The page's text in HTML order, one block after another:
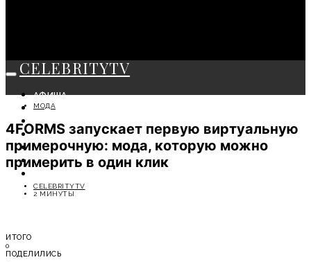
CELEBRITYTV
АФИША
СОБЫТИЯ
КРАСОТА
МОДА
ЛИЧНОСТЬ
ОТДЫХ
МОДА
4FORMS запускает первую виртуальную
примерочную: мода, которую можно
примерить в один клик
CELEBRITYTV
2 МИНУТЫ
ИТОГО
0
ПОДЕЛИЛИСЬ